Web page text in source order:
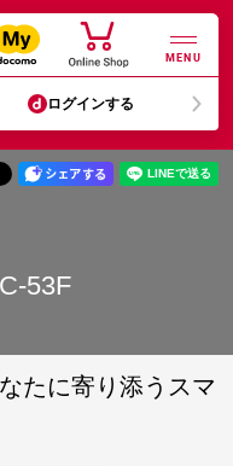
MENU
ログインする
53F
たに寄り添うスマ